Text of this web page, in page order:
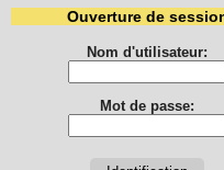
Ouverture de
Nom d'utilisateur:
Mot de passe: